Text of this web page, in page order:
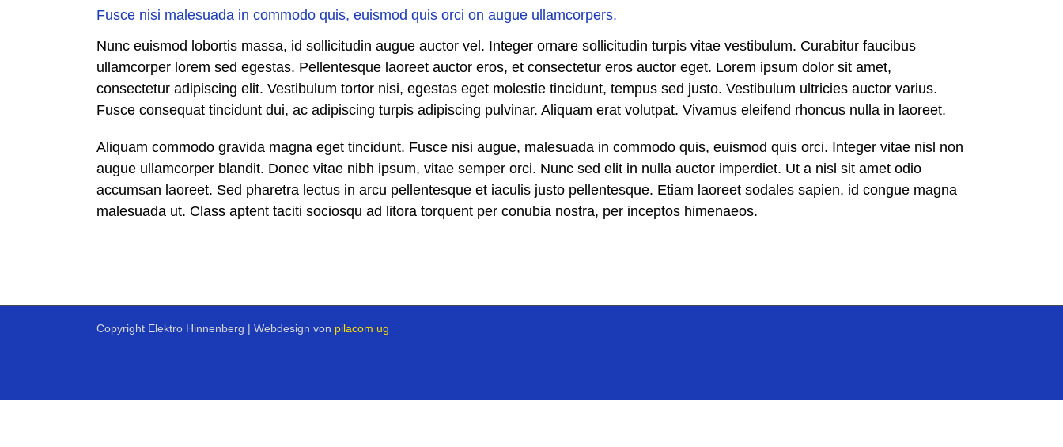
Fusce nisi malesuada in commodo quis, euismod quis orci on augue ullamcorpers.
Nunc euismod lobortis massa, id sollicitudin augue auctor vel. Integer ornare sollicitudin turpis vitae vestibulum. Curabitur faucibus
ullamcorper lorem sed egestas. Pellentesque laoreet auctor eros, et consectetur eros auctor eget. Lorem ipsum dolor sit amet,
consectetur adipiscing elit. Vestibulum tortor nisi, egestas eget molestie tincidunt, tempus sed justo. Vestibulum ultricies auctor varius.
Fusce consequat tincidunt dui, ac adipiscing turpis adipiscing pulvinar. Aliquam erat volutpat. Vivamus eleifend rhoncus nulla in laoreet.
Aliquam commodo gravida magna eget tincidunt. Fusce nisi augue, malesuada in commodo quis, euismod quis orci. Integer vitae nisl non
augue ullamcorper blandit. Donec vitae nibh ipsum, vitae semper orci. Nunc sed elit in nulla auctor imperdiet. Ut a nisl sit amet odio
accumsan laoreet. Sed pharetra lectus in arcu pellentesque et iaculis justo pellentesque. Etiam laoreet sodales sapien, id congue magna
malesuada ut. Class aptent taciti sociosqu ad litora torquent per conubia nostra, per inceptos himenaeos.
Copyright Elektro Hinnenberg | Webdesign von pilacom ug